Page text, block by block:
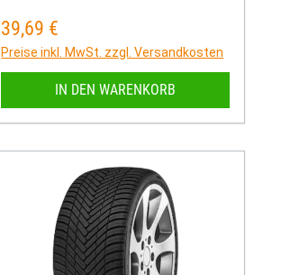
Regulärer Preis:
39,69 €
Preise inkl. MwSt. zzgl. Versandkosten
IN DEN WARENKORB